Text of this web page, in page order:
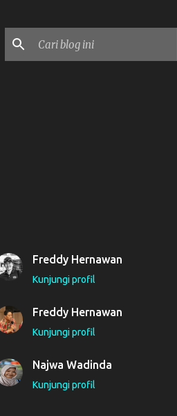
Freddy Hernawan
Kunjungi profil
Freddy Hernawan
Kunjungi profil
Najwa Wadinda
Kunjungi profil